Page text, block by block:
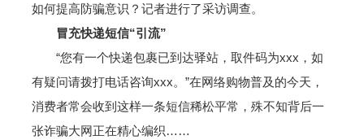
如何提高防骗意识？记者进行了采访调查。
冒充快递短信“引流”
“您有一个快递包裹已到达驿站，取件码为xxx，如
有疑问请拨打电话咨询xxx。”在网络购物普及的今天，
消费者常会收到这样一条短信稀松平常，殊不知背后一
张诈骗大网正在精心编织……